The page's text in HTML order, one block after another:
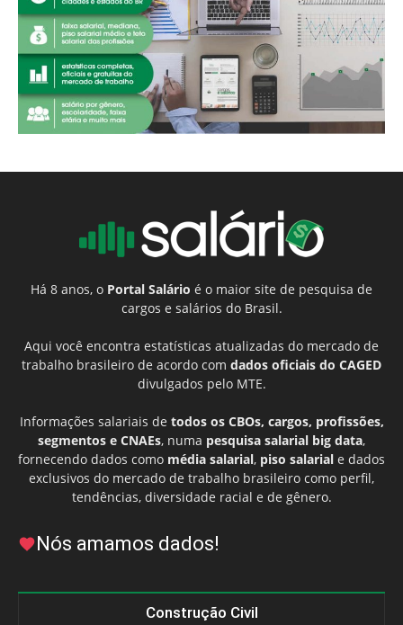
Há 8 anos, o Portal Salário é o maior site de pesquisa de
cargos e salários do Brasil.
Aqui você encontra estatísticas atualizadas do mercado de
trabalho brasileiro de acordo com dados oficiais do CAGED
divulgados pelo MTE.
Informações salariais de todos os CBOs, cargos, profissões,
segmentos e CNAEs, numa pesquisa salarial big data,
fornecendo dados como média salarial, piso salarial e dados
exclusivos do mercado de trabalho brasileiro como perfil,
tendências, diversidade racial e de gênero.
Nós amamos dados!
Construção Civil